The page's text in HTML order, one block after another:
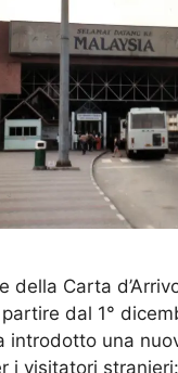
della Carta
dal 1°
introdotto una
i visitatori